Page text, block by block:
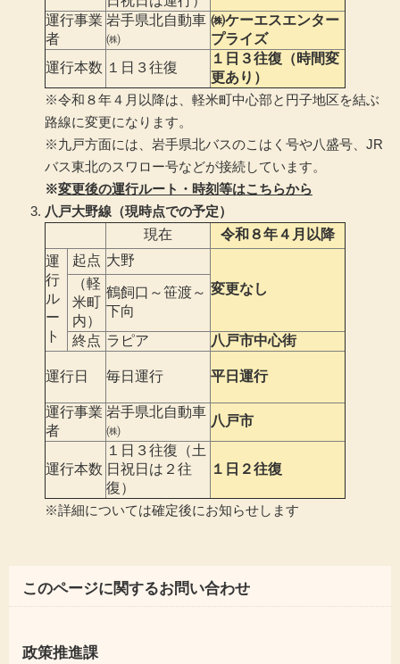
運行事業
者
岩手県北自動車
㈱
㈱ケーエスエンター
プライズ
運行本数 １日３往復
１日３往復（時間変
更あり）
※令和８年４月以降は、軽米町中心部と円子地区を結ぶ
路線に変更になります。
※九戸方面には、岩手県北バスのこはく号や八盛号、JR
バス東北のスワロー号などが接続しています。
※変更後の運行ルート・時刻等はこちらから
八戸大野線（現時点での予定）
現在
令和８年４月以降
運
行
ル
ー
ト
起点 大野
変更なし
（軽
米町
内）
鶴飼口～笹渡～
下向
終点 ラピア 八戸市中心街
運行日 毎日運行 平日運行
運行事業
者
岩手県北自動車
㈱
八戸市
運行本数
１日３往復（土
日祝日は２往
復）
１日２往復
※詳細については確定後にお知らせします
このページに関するお問い合わせ
政策推進課